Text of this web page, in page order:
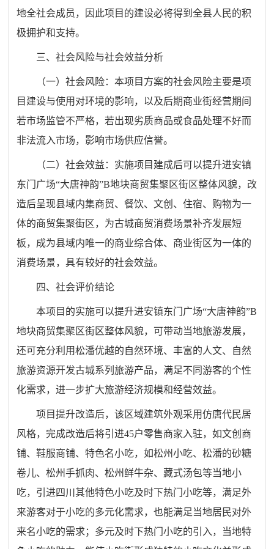
地全社会成员，因此项目的建设必将得到全县人民的积
极拥护和支持。
三、社会风险与社会效益分析
（一）社会风险：本项目方案的社会风险主要是项
目建设与使用对环境的影响，以及后期商业街经营期间
若市场监管不严格，若出现劣质商品或食品处理不好而
非法流入市场，影响市场供应信誉。
（二）社会效益：实施项目建成后可以提升进安镇
东门广场“大唐神韵”B地块商贸集聚区街区整体风貌，改
造后呈现县域内集商贸、餐饮、文创、住宿、购物为一
体的商贸集聚街区，为古城商贸消费场景补齐发展短
板，成为县域内唯一的商业综合体、商业街区为一体的
消费场景，具有较好的社会效益。
四、社会评价结论
本项目的实施可以提升进安镇东门广场“大唐神韵”B
地块商贸集聚区街区整体风貌，可带动当地旅游发展，
还可充分利用松潘优越的自然环境、丰富的人文、自然
旅游资源开发古城系列旅游产品，满足不同游客的个性
化需求，进一步扩大旅游经济规模和经营效益。
项目提升改造后，该区域建筑外观采用仿唐代民居
风格，完成改造后将引进45户零售商家入驻，如文创商
铺、鞋服商铺、特色名小吃，如松州小吃、松潘的砂糖
卷儿、松州手抓肉、松州鲜牛杂、藏式汤包等当地小
吃，引进四川其他特色小吃及时下热门小吃等，满足外
来游客对于小吃的多元化需求，也能满足当地居民对外
来名小吃的需求；多元及时下热门小吃的引入，当地特